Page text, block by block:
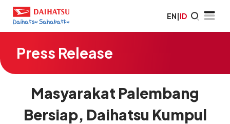
EN|ID
Press Release
Masyarakat Palembang
Bersiap, Daihatsu Kumpul